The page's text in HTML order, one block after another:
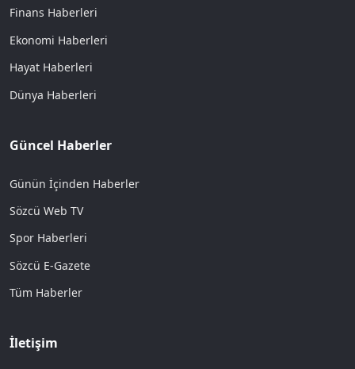
Finans Haberleri
Ekonomi Haberleri
Hayat Haberleri
Dünya Haberleri
Güncel Haberler
Günün İçinden Haberler
Sözcü Web TV
Spor Haberleri
Sözcü E-Gazete
Tüm Haberler
İletişim